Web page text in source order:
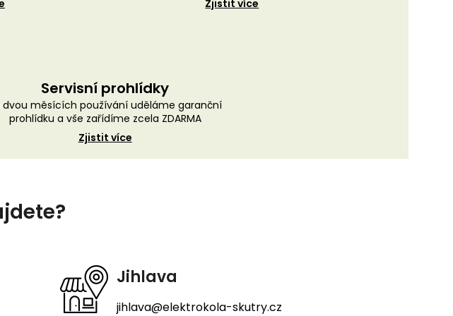
Zjistit více
Servisní prohlídky
dvou měsících používání uděláme garanční
prohlídku a vše zařídíme zcela ZDARMA
Zjistit více
Jihlava
jihlava@elektrokola-skutry.cz